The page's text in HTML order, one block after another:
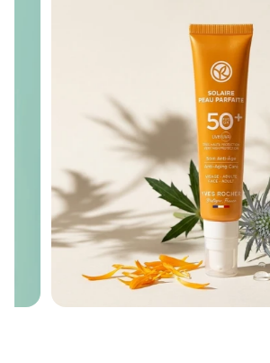
עגלת קניות